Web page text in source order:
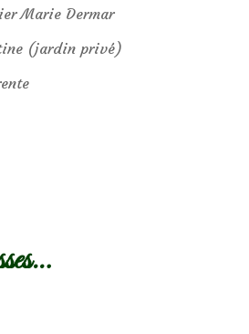
Marie Dermar
(jardin privé)